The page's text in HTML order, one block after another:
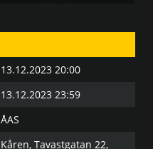
13.12.2023 20:00
13.12.2023 23:59
ÅAS
Kåren, Tavastgatan 22,